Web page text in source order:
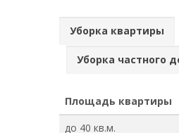
Уборка квартиры
Уборка частного
Площадь квартиры
до 40 кв.м.